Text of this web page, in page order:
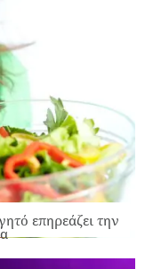
επηρεάζει την